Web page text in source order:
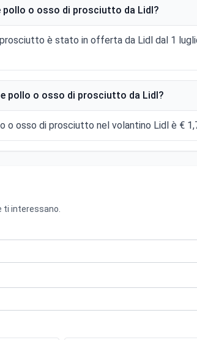
pollo o osso di prosciutto da Lidl?
è stato in offerta da Lidl dal 1
pollo o osso di prosciutto da Lidl?
o osso di prosciutto nel volantino Lidl è €
ti interessano.